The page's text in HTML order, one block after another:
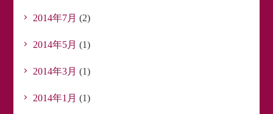
2014年7月 (2)
2014年5月 (1)
2014年3月 (1)
2014年1月 (1)